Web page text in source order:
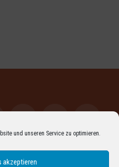
und unseren Service zu optimieren.
akzeptieren